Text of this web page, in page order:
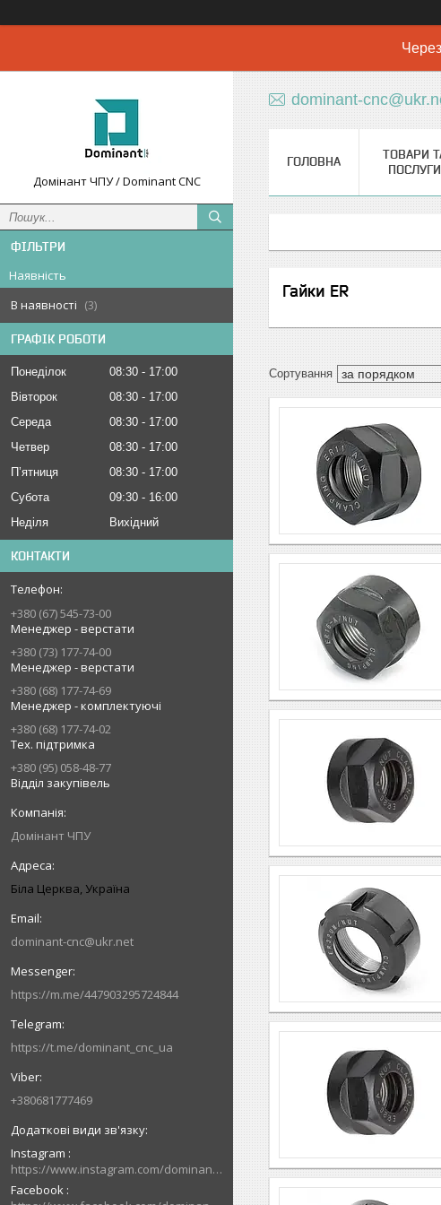
Домінант ЧПУ / Dominant CNC
ФІЛЬТРИ
Наявність
В наявності
3
ГРАФІК РОБОТИ
Понеділок 08:30
17:00
Вівторок
08:30
17:00
Середа
08:30
17:00
Четвер
08:30
17:00
Пʼятниця
08:30
17:00
Субота
09:30
16:00
Неділя
Вихідний
КОНТАКТИ
+380 (67) 545-73-00
Менеджер - верстати
+380 (73) 177-74-00
Менеджер - верстати
+380 (68) 177-74-69
Менеджер - комплектуючі
+380 (68) 177-74-02
Тех. підтримка
+380 (95) 058-48-77
Відділ закупівель
Домінант ЧПУ
Біла Церква, Україна
dominant-cnc@ukr.net
https://m.me/447903295724844
https://t.me/dominant_cnc_ua
+380681777469
Instagram
https://www.instagram.com/dominant_cnc
Facebook
dominant-
ГОЛОВНА
ТОВАРИ
ПОСЛУГИ
Гайки ER